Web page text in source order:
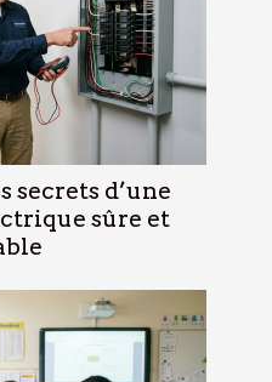
secrets d’une
sûre et